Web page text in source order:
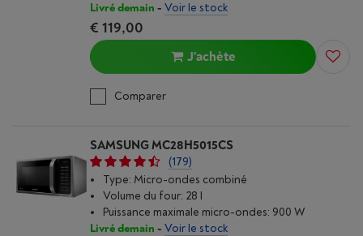
Livré demain - Voir le stock
€ 119,00
J'achète
Comparer
SAMSUNG MC28H5015CS
(179)
Type: Micro-ondes combiné
Volume du four: 28 l
Puissance maximale micro-ondes: 900 W
Livré demain - Voir le stock